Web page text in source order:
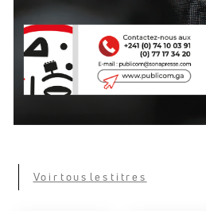
Voir tous les titres